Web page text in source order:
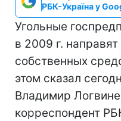
РБК-Україна у
Угольные
в 2009 г.
собственных
этом сказал
Владимир
корреспондент